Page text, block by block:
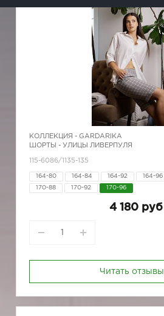
КОЛЛЕКЦИЯ - GARDARIKA
ШОРТЫ - УЛИЦЫ ЛИВЕРПУЛЯ
115-6086/1135-135
164-80 164-84 164-92 164-96
170-88 170-92 170-96
4 180 руб
Читать отзывы